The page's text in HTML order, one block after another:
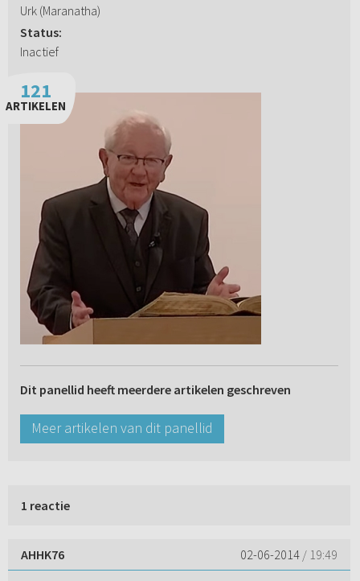
Urk (Maranatha)
Status:
Inactief
121
ARTIKELEN
Dit panellid heeft meerdere artikelen geschreven
Meer artikelen van dit panellid
1 reactie
AHHK76 02-06-2014 / 19:49